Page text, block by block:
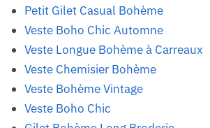
Petit Gilet Casual Bohème
Veste Boho Chic Automne
Veste Longue Bohème à Carreaux
Veste Chemisier Bohème
Veste Bohème Vintage
Veste Boho Chic